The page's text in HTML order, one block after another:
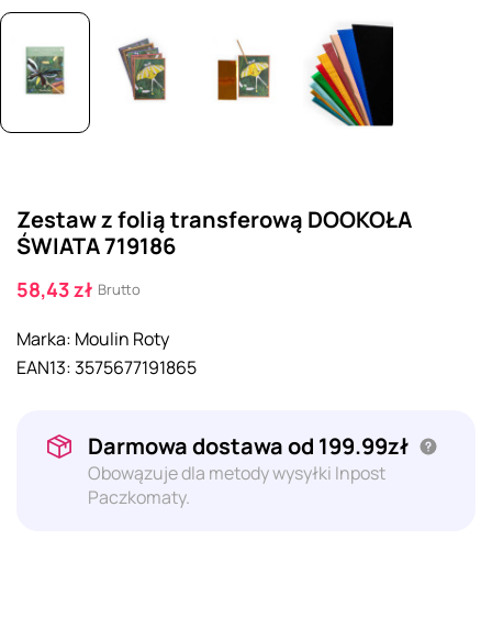
Zestaw z folią transferową DOOKOŁA
ŚWIATA 719186
58,43 zł Brutto
Marka: Moulin Roty
EAN13:3575677191865
Darmowa dostawa od 199.99zł
Obowązuje dla metody wysyłki Inpost
Paczkomaty.